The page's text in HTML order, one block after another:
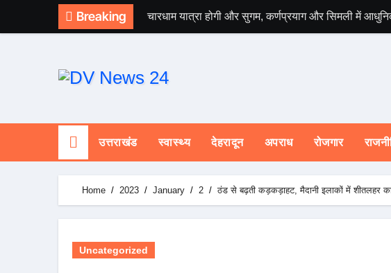
Breaking चारधाम यात्रा होगी और सुगम, कर्णप्रयाग और सिमली में आधुनिक
उत्तराखंड स्वास्थ्य देहरादून अपराध रोजगार
Home 2023 January 2 ठंड से बढ़ती कड़कड़ाहट, मैदानी इलाकों में शीतलहर
Uncategorized